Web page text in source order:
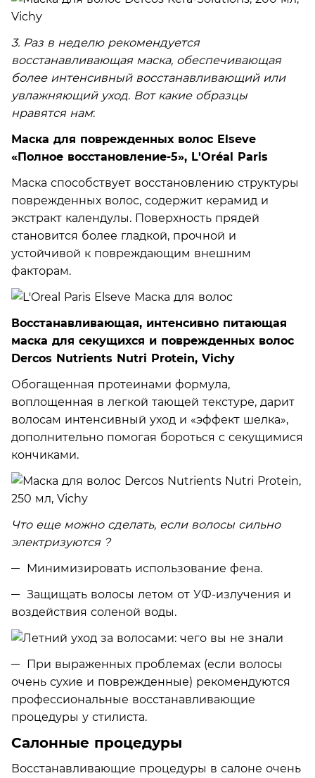
3. Раз в неделю рекомендуется
восстанавливающая маска, обеспечивающая
более интенсивный восстанавливающий или
увлажняющий уход. Вот какие образцы
нравятся нам:
Маска для поврежденных волос Elseve
«Полное восстановление-5», L'Oréal Paris
Маска способствует восстановлению структуры
поврежденных волос, содержит керамид и
экстракт календулы. Поверхность прядей
становится более гладкой, прочной и
устойчивой к повреждающим внешним
факторам.
Восстанавливающая, интенсивно питающая
маска для секущихся и поврежденных волос
Dercos Nutrients Nutri Protein, Vichy
Обогащенная протеинами формула,
воплощенная в легкой тающей текстуре, дарит
волосам интенсивный уход и «эффект шелка»,
дополнительно помогая бороться с секущимися
кончиками.
Что еще можно сделать, если волосы сильно
электризуются ?
Минимизировать использование фена.
Защищать волосы летом от УФ-излучения и
воздействия соленой воды.
При выраженных проблемах (если волосы
очень сухие и поврежденные) рекомендуются
профессиональные восстанавливающие
процедуры у стилиста.
Салонные процедуры
Восстанавливающие процедуры в салоне очень